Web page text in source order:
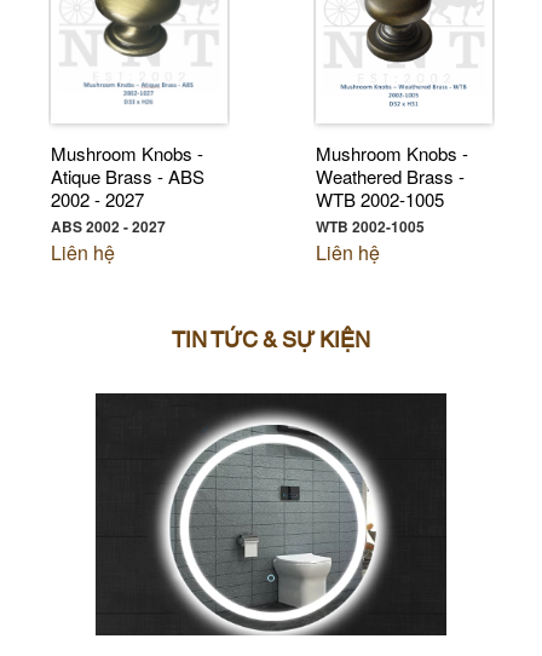
Mushroom Knobs -
Atique Brass - ABS
2002 - 2027
ABS 2002 - 2027
Liên hệ
Mushroom Knobs -
Weathered Brass -
WTB 2002-1005
WTB 2002-1005
Liên hệ
TIN TỨC & SỰ KIỆN